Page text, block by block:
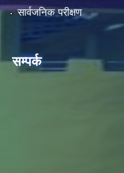
सार्वजनिक परीक्षण
सम्पर्क